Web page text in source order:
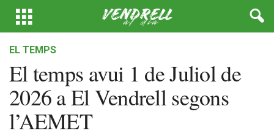
EL TEMPS
El temps avui 1 de Juliol de
2026 a El Vendrell segons
l’AEMET